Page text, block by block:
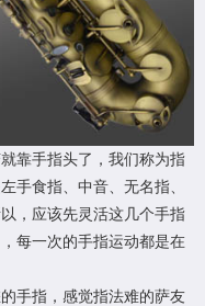
靠手指头了，我们称为指
手食指、中音、无名指、
，应该先灵活这几个手指
每一次的手指运动都是在
手指，感觉指法难的萨友